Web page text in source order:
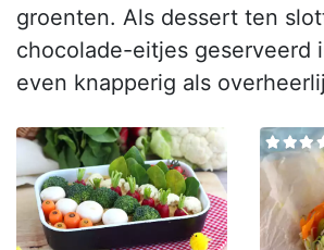
groenten. Als dessert ten
chocolade-eitjes geserveerd
even knapperig als